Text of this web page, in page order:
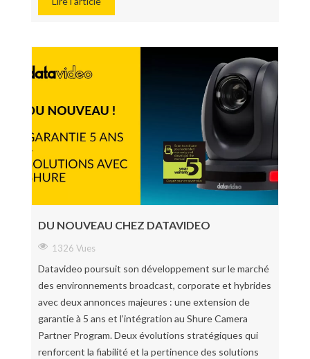
DU NOUVEAU CHEZ DATAVIDEO
1326 Vues
Datavideo poursuit son développement sur le marché
des environnements broadcast, corporate et hybrides
avec deux annonces majeures : une extension de
garantie à 5 ans et l’intégration au Shure Camera
Partner Program. Deux évolutions stratégiques qui
renforcent la fiabilité et la pertinence des solutions